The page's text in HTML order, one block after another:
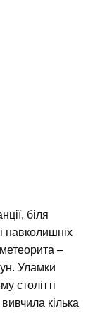
біля
навколишніх
–
Уламки
столітті
кілька